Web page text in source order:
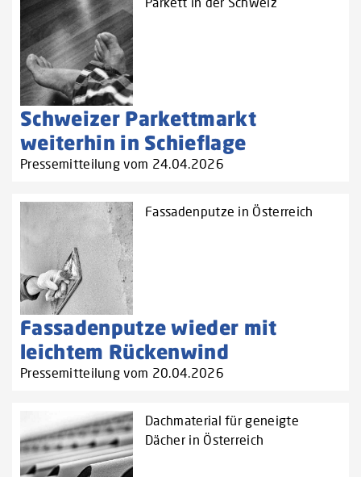
Schweizer Parkettmarkt
weiterhin in Schieflage
Pressemitteilung vom 24.04.2026
Fassadenputze in Österreich
Fassadenputze wieder mit
leichtem Rückenwind
Pressemitteilung vom 20.04.2026
Dachmaterial für geneigte
Dächer in Österreich